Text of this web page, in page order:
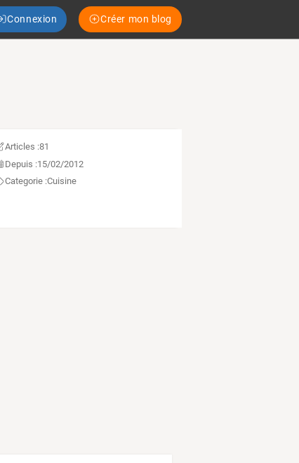
Connexion Créer mon blog
Articles :81
Depuis :15/02/2012
Categorie :Cuisine